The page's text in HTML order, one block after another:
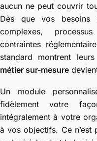
aucun ne peut couvrir
Dès que vos besoins
complexes,
contraintes
standard montrent
métier sur-mesure
Un module
fidèlement votre
intégralement à votre
à vos objectifs. Ce n’est